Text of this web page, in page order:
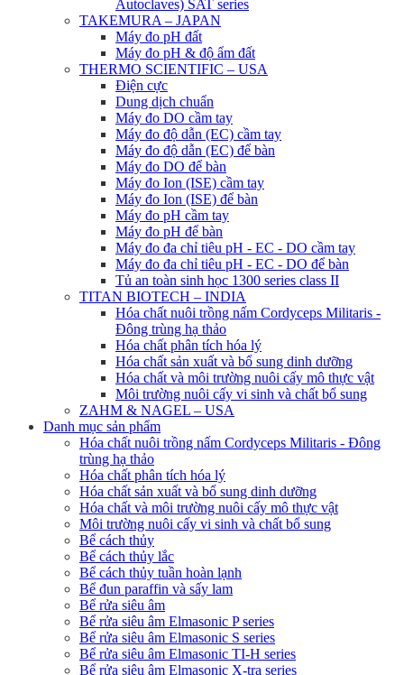
Autoclaves) SAT series
TAKEMURA – JAPAN
Máy đo pH đất
Máy đo pH & độ ẩm đất
THERMO SCIENTIFIC – USA
Điện cực
Dung dịch chuẩn
Máy đo DO cầm tay
Máy đo độ dẫn (EC) cầm tay
Máy đo độ dẫn (EC) để bàn
Máy đo DO để bàn
Máy đo Ion (ISE) cầm tay
Máy đo Ion (ISE) để bàn
Máy đo pH cầm tay
Máy đo pH để bàn
Máy đo đa chỉ tiêu pH - EC - DO cầm tay
Máy đo đa chỉ tiêu pH - EC - DO để bàn
Tủ an toàn sinh học 1300 series class II
TITAN BIOTECH – INDIA
Hóa chất nuôi trồng nấm Cordyceps Militaris -
Đông trùng hạ thảo
Hóa chất phân tích hóa lý
Hóa chất sản xuất và bổ sung dinh dưỡng
Hóa chất và môi trường nuôi cấy mô thực vật
Môi trường nuôi cấy vi sinh và chất bổ sung
ZAHM & NAGEL – USA
Danh mục sản phẩm
Hóa chất nuôi trồng nấm Cordyceps Militaris - Đông
trùng hạ thảo
Hóa chất phân tích hóa lý
Hóa chất sản xuất và bổ sung dinh dưỡng
Hóa chất và môi trường nuôi cấy mô thực vật
Môi trường nuôi cấy vi sinh và chất bổ sung
Bể cách thủy
Bể cách thủy lắc
Bể cách thủy tuần hoàn lạnh
Bể đun paraffin và sấy lam
Bể rửa siêu âm
Bể rửa siêu âm Elmasonic P series
Bể rửa siêu âm Elmasonic S series
Bể rửa siêu âm Elmasonic TI-H series
Bể rửa siêu âm Elmasonic X-tra series